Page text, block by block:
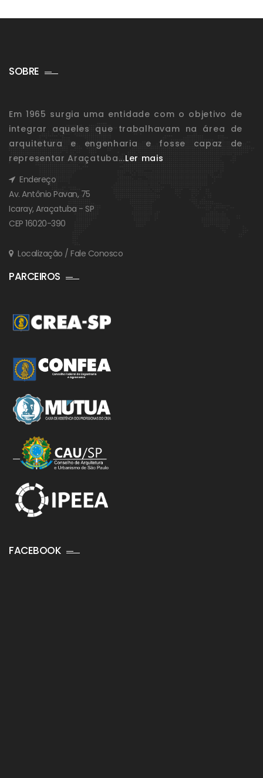
SOBRE
Em 1965 surgia uma entidade com o objetivo de
integrar aqueles que trabalhavam na área de
arquitetura e engenharia e fosse capaz de
representar Araçatuba...Ler mais
Endereço
Av. Antônio Pavan, 75
Icaray, Araçatuba - SP
CEP 16020-390
Localização / Fale Conosco
PARCEIROS
FACEBOOK